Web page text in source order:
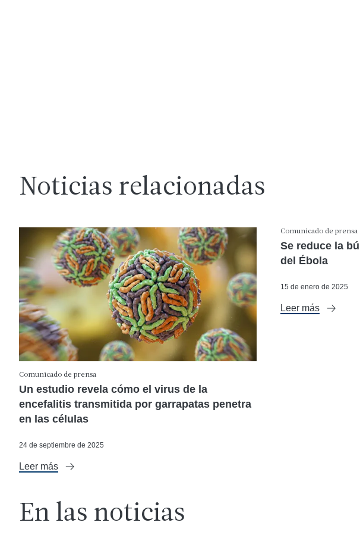
Noticias relacionadas
Comunicado de prensa
Un estudio revela cómo el virus de la
encefalitis transmitida por garrapatas penetra
en las células
24 de septiembre de 2025
Leer más
Comunicado de prensa
Se reduce la
del Ébola
15 de enero de 2025
Leer más
En las noticias